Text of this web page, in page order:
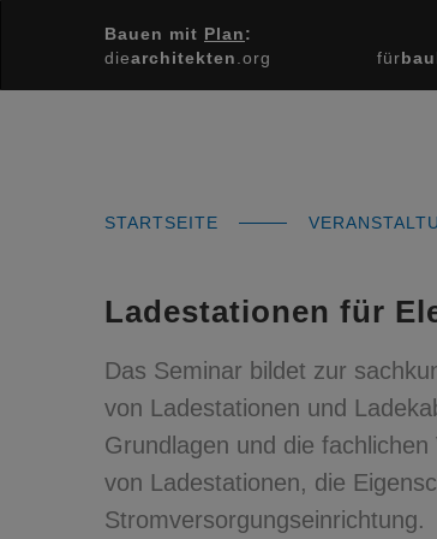
Bauen mit Plan:
diearchitekten .org für
STARTSEITE
Ladestationen für
Das Seminar bildet zur
von Ladestationen und
Grundlagen und die
von Ladestationen, die
Stromversorgungseinrichtung.